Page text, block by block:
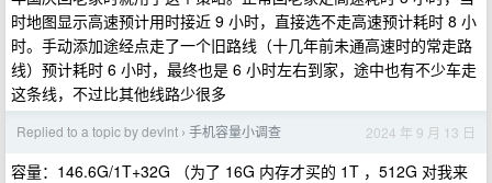
时地图显示高速预计用时接近 9 小时，直接选不走高速预计耗时 8 小
时。手动添加途经点走了一个旧路线（十几年前未通高速时的常走路
线）预计耗时 6 小时，最终也是 6 小时左右到家，途中也有不少车走
这条线，不过比其他线路少很多
Replied to a topic by devlnt › 手机容量小调查 2024 年 9 月 13 日
容量：146.6G/1T+32G （为了 16G 内存才买的 1T ，512G 对我来